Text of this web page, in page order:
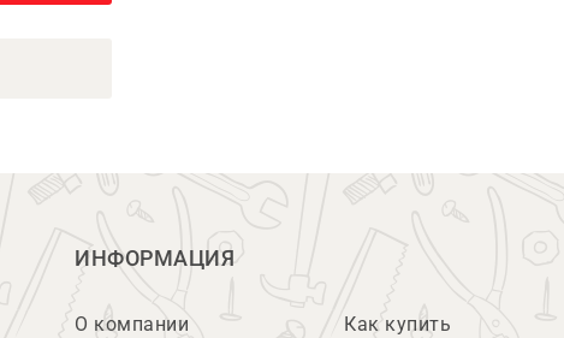
ИНФОРМАЦИЯ
О компании
Как купить